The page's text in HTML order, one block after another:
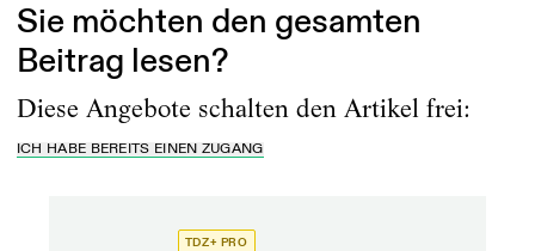
Sie möchten den gesamten
Beitrag lesen?
Diese Angebote schalten den Artikel frei:
ICH HABE BEREITS EINEN ZUGANG
TDZ+ PRO